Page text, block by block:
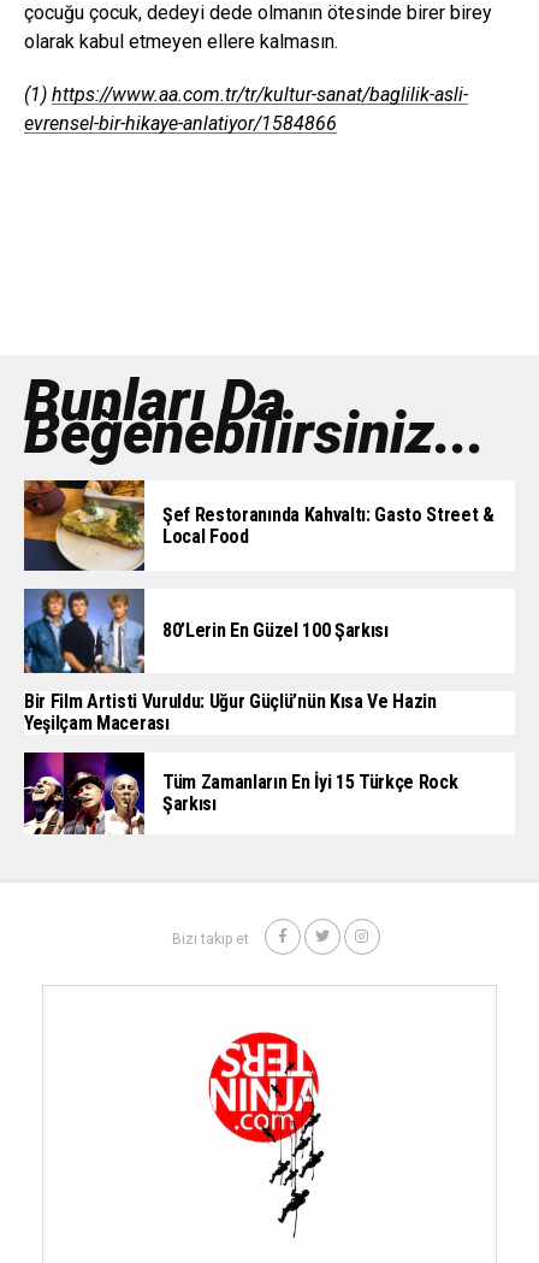
çocuğu çocuk, dedeyi dede olmanın ötesinde birer birey
olarak kabul etmeyen ellere kalmasın.
(1) https://www.aa.com.tr/tr/kultur-sanat/baglilik-asli-
evrensel-bir-hikaye-anlatiyor/1584866
Bunları Da
Beğenebilirsiniz...
Şef Restoranında Kahvaltı: Gasto Street &
Local Food
80’lerin En Güzel 100 Şarkısı
Bir Film Artisti Vuruldu: Uğur Güçlü’nün Kısa Ve Hazin
Yeşilçam Macerası
Tüm Zamanların En İyi 15 Türkçe Rock
Şarkısı
Bizi takip et